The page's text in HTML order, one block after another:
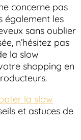
concerne pas
également les
sans oublier
n’hésitez pas
la slow
shopping en
la slow
et astuces de